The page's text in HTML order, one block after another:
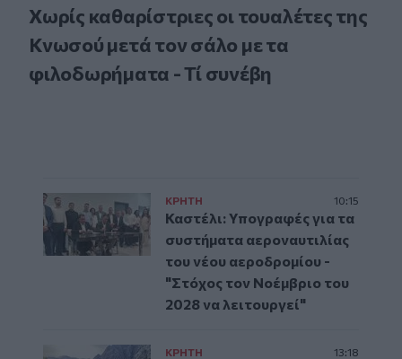
Χωρίς καθαρίστριες οι τουαλέτες της
Κνωσού μετά τον σάλο με τα
φιλοδωρήματα - Τί συνέβη
ΚΡΗΤΗ 10:15
Καστέλι: Υπογραφές για τα
συστήματα αεροναυτιλίας
του νέου αεροδρομίου -
"Στόχος τον Νοέμβριο του
2028 να λειτουργεί"
ΚΡΗΤΗ 13:18